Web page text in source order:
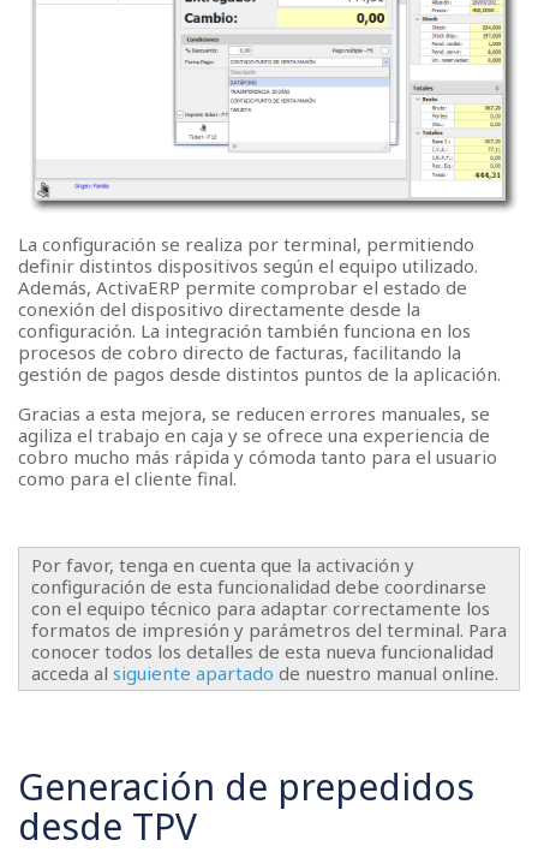
La configuración se realiza por terminal, permitiendo
definir distintos dispositivos según el equipo utilizado.
Además, ActivaERP permite comprobar el estado de
conexión del dispositivo directamente desde la
configuración. La integración también funciona en los
procesos de cobro directo de facturas, facilitando la
gestión de pagos desde distintos puntos de la aplicación.
Gracias a esta mejora, se reducen errores manuales, se
agiliza el trabajo en caja y se ofrece una experiencia de
cobro mucho más rápida y cómoda tanto para el usuario
como para el cliente final.
Por favor, tenga en cuenta que la activación y
configuración de esta funcionalidad debe coordinarse
con el equipo técnico para adaptar correctamente los
formatos de impresión y parámetros del terminal. Para
conocer todos los detalles de esta nueva funcionalidad
acceda al siguiente apartado de nuestro manual online.
Generación de prepedidos
desde TPV